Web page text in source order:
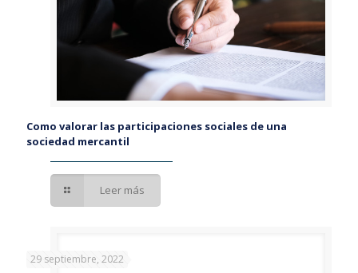
Como valorar las participaciones sociales de una
sociedad mercantil
Leer más
29 septiembre, 2022